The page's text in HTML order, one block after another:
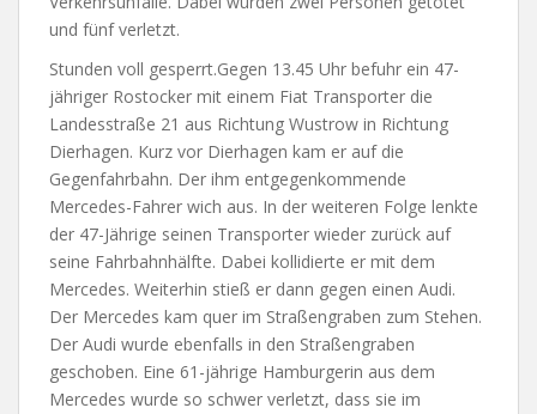
und fünf verletzt.
Stunden voll gesperrt.Gegen 13.45 Uhr befuhr ein 47-
jähriger Rostocker mit einem Fiat Transporter die
Landesstraße 21 aus Richtung Wustrow in Richtung
Dierhagen. Kurz vor Dierhagen kam er auf die
Gegenfahrbahn. Der ihm entgegenkommende
Mercedes-Fahrer wich aus. In der weiteren Folge lenkte
der 47-Jährige seinen Transporter wieder zurück auf
seine Fahrbahnhälfte. Dabei kollidierte er mit dem
Mercedes. Weiterhin stieß er dann gegen einen Audi.
Der Mercedes kam quer im Straßengraben zum Stehen.
Der Audi wurde ebenfalls in den Straßengraben
geschoben. Eine 61-jährige Hamburgerin aus dem
Mercedes wurde so schwer verletzt, dass sie im